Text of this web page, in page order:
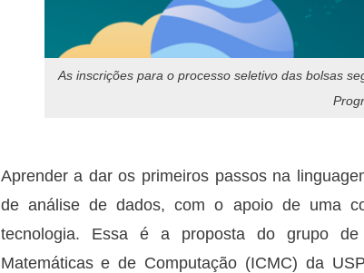
As inscrições para o processo seletivo das bolsas
Aprender a dar os primeiros passos na
de análise de dados, com o apoio de uma
tecnologia. Essa é a proposta do grupo de
Matemáticas e de Computação (ICMC) da